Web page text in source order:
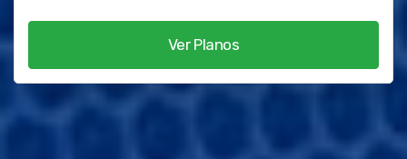
Ver Planos